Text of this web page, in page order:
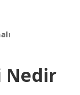
Nedir